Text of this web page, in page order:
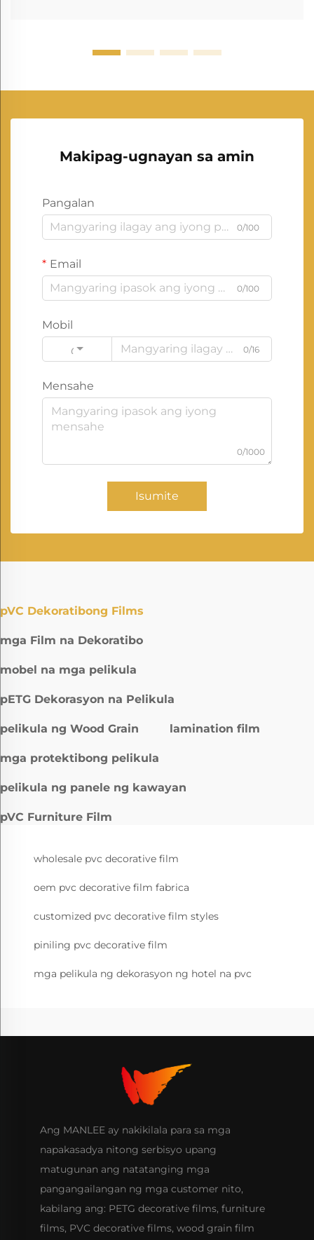
Makipag-ugnayan sa amin
Pangalan
0/100
Email
0/100
Mobil
Code
0/16
Mensahe
0/1000
Isumite
pVC Dekoratibong Films
mga Film na Dekoratibo
mobel na mga pelikula
pETG Dekorasyon na Pelikula
pelikula ng Wood Grain lamination film
mga protektibong pelikula
pelikula ng panele ng kawayan
pVC Furniture Film
wholesale pvc decorative film
oem pvc decorative film fabrica
customized pvc decorative film styles
piniling pvc decorative film
mga pelikula ng dekorasyon ng hotel na pvc
Ang MANLEE ay nakikilala para sa mga
napakasadya nitong serbisyo upang
matugunan ang natatanging mga
pangangailangan ng mga customer nito,
kabilang ang: PETG decorative films, furniture
films, PVC decorative films, wood grain film